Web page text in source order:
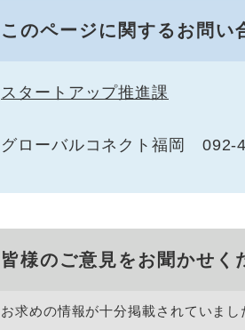
このページに関するお問い
スタートアップ推進課
グローバルコネクト福岡 092-
皆様のご意見をお聞かせく
お求めの情報が十分掲載されていまし